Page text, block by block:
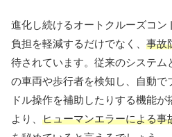
進化し続けるオートクルーズコン
負担を軽減するだけでなく、 事故
待されています。従来のシステム
の車両や歩行者を検知し、自動で
ドル操作を補助したりする機能
より、 ヒューマンエラーによる事